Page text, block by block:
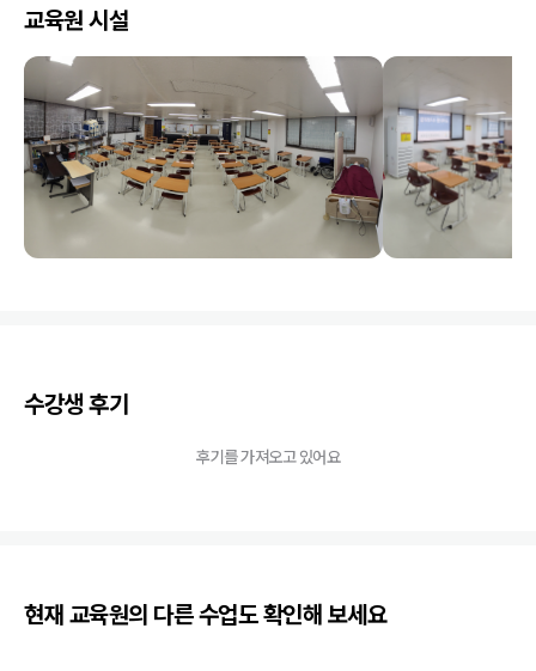
교육원 시설
수강생 후기
후기를 가져오고 있어요
현재 교육원의 다른 수업도 확인해 보세요